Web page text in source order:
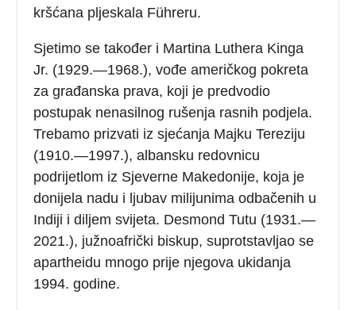
kršćana pljeskala Führeru.
Sjetimo se također i Martina Luthera Kinga
Jr. (1929.—1968.), vođe američkog pokreta
za građanska prava, koji je predvodio
postupak nenasilnog rušenja rasnih podjela.
Trebamo prizvati iz sjećanja Majku Tereziju
(1910.—1997.), albansku redovnicu
podrijetlom iz Sjeverne Makedonije, koja je
donijela nadu i ljubav milijunima odbačenih u
Indiji i diljem svijeta. Desmond Tutu (1931.—
2021.), južnoafrički biskup, suprotstavljao se
apartheidu mnogo prije njegova ukidanja
1994. godine.